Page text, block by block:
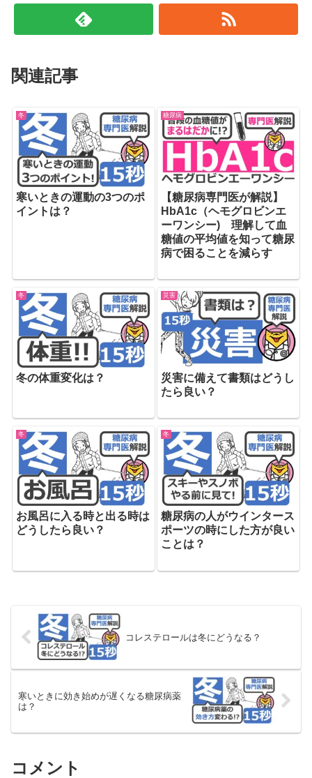
関連記事
冬
寒いときの運動の3つのポ
イントは？
糖尿病
【糖尿病専門医が解説】
HbA1c（ヘモグロビンエ
ーワンシー) 理解して血
糖値の平均値を知って糖尿
病で困ることを減らす
冬
冬の体重変化は？
災害
災害に備えて書類はどうし
たら良い？
冬
お風呂に入る時と出る時は
どうしたら良い？
冬
糖尿病の人がウインタース
ポーツの時にした方が良い
ことは？
コレステロールは冬にどうなる？
寒いときに効き始めが遅くなる糖尿病薬
は？
コメント